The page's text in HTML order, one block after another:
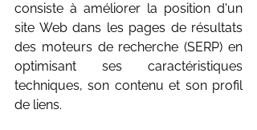
consiste à améliorer la position d'un
site Web dans les pages de résultats
des moteurs de recherche (SERP) en
optimisant ses caractéristiques
techniques, son contenu et son profil
de liens.